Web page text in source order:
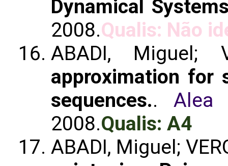
Dynamical
2008.Qualis: Não
ABADI, Miguel;
approximation for
sequences.. Alea
2008.Qualis: A4
ABADI, Miguel;